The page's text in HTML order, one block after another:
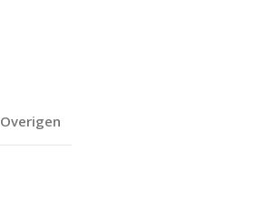
Overigen